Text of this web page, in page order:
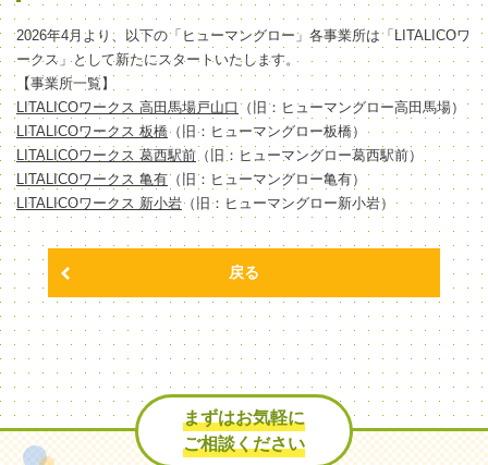
2026年4月より、以下の「ヒューマングロー」各事業所は「LITALICOワ
ークス」として新たにスタートいたします。
【事業所一覧】
LITALICOワークス 高田馬場戸山口 （旧：ヒューマングロー高田馬場）
LITALICOワークス 板橋（旧：ヒューマングロー板橋）
LITALICOワークス 葛西駅前 （旧：ヒューマングロー葛西駅前）
LITALICOワークス 亀有（旧：ヒューマングロー亀有）
LITALICOワークス 新小岩（旧：ヒューマングロー新小岩）
戻る
まずはお気軽に
ご相談ください